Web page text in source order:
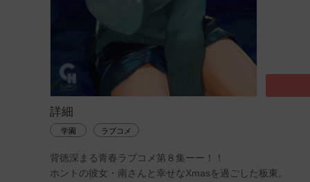
詳細
学園 ラブコメ
背徳深まる青春ラブコメ第８集ーー！！
ホントの彼女・南さんと幸せなXmasを過ごした板東。